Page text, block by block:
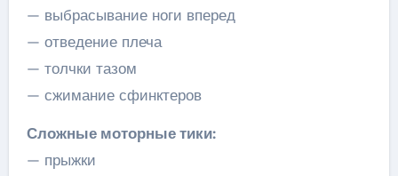
— выбрасывание ноги вперед
— отведение плеча
— толчки тазом
— сжимание сфинктеров
Сложные моторные тики:
— прыжки